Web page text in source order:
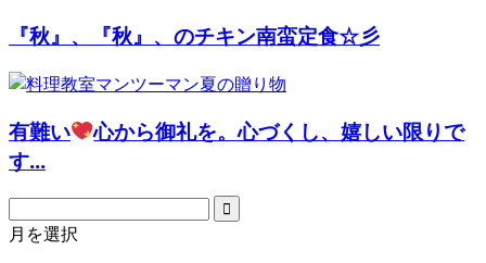
『秋』、『秋』、のチキン南蛮定食☆彡
有難い
心から御礼を。心づくし、嬉しい限りで
す...
月を選択